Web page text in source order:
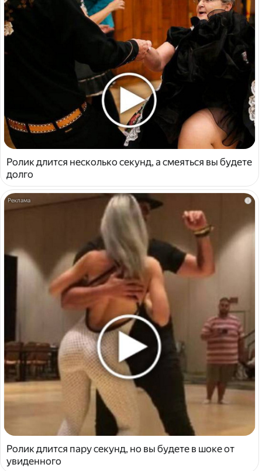
Ролик длится несколько секунд, а смеяться вы будете
долго
i
Ролик длится пару секунд, но вы будете в шоке от
увиденного